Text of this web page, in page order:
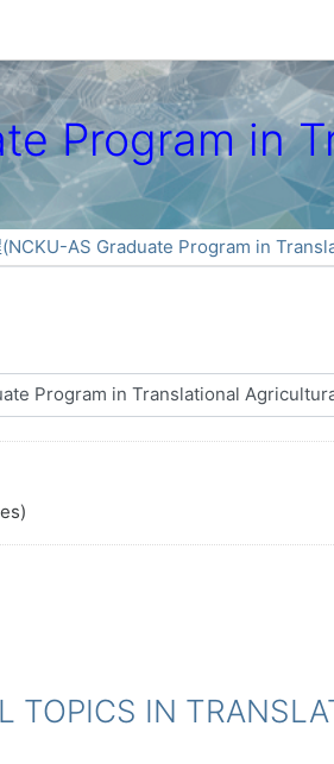
Program in
(NCKU-AS Graduate Program in
TOPICS IN